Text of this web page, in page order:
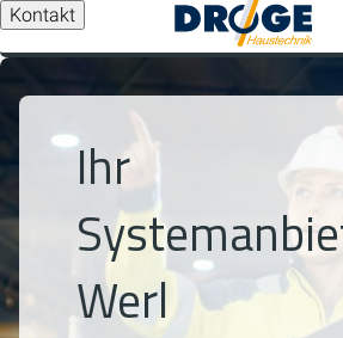
Kontakt
Ihr
Werl